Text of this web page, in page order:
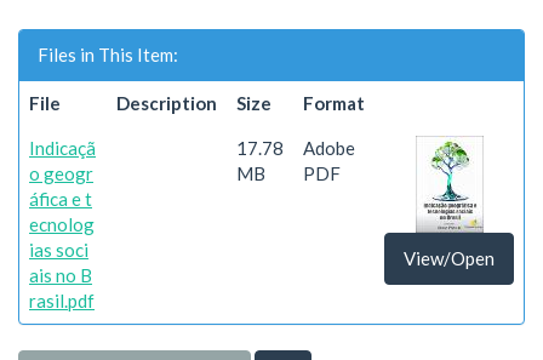
Files in This Item:
File Description Size Format
Indicaçã
o geogr
áfica e t
ecnolog
ias soci
ais no B
rasil.pdf
17.78
MB
Adobe
PDF
View/Open